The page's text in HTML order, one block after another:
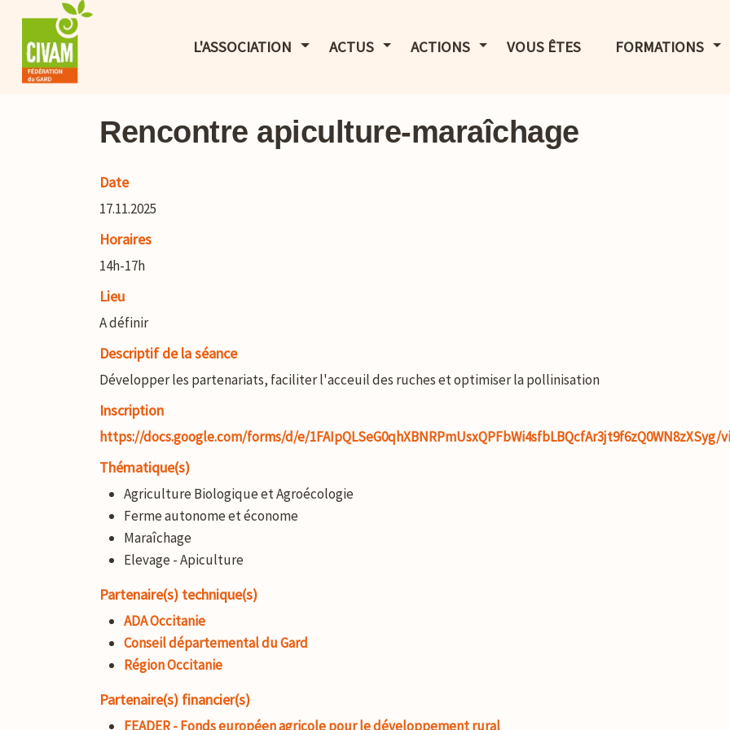
L'ASSOCIATION AFFICHER LE MENU
ACTUS AFFICHER LE MENU
ACTIONS AFFICHER LE MENU
VOUS ÊTES FORMATIONS
Rencontre apiculture-maraîchage
Date
17.11.2025
Horaires
14h-17h
Lieu
A définir
Descriptif de la séance
Développer les partenariats, faciliter l'acceuil des ruches et optimiser la pollinisation
Inscription
https://docs.google.com/forms/d/e/1FAIpQLSeG0qhXBNRPmUsxQPFbWi4sfbLBQcfAr3jt9f6zQ0WN8zXSyg/
Thématique(s)
Agriculture Biologique et Agroécologie
Ferme autonome et économe
Maraîchage
Elevage - Apiculture
Partenaire(s) technique(s)
ADA Occitanie
Conseil départemental du Gard
Région Occitanie
Partenaire(s) financier(s)
FEADER - Fonds européen agricole pour le développement rural